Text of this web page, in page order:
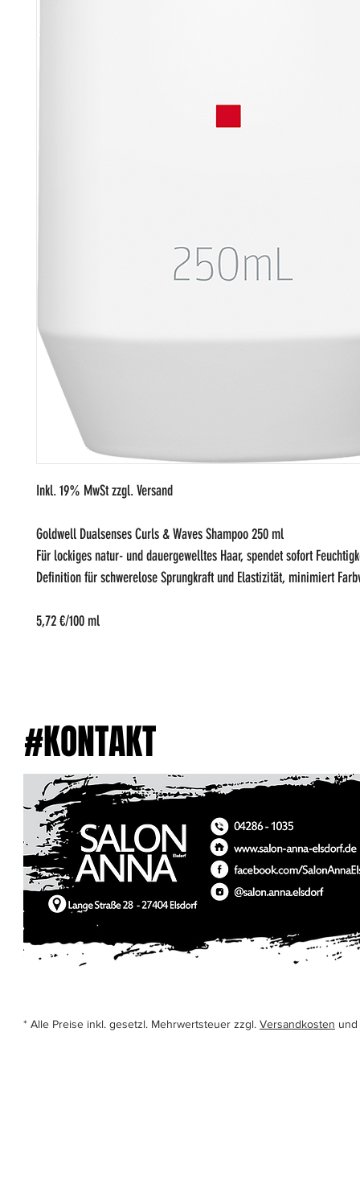
Inkl. 19% MwSt zzgl. Versand
Goldwell Dualsenses Curls & Waves Shampoo 250 ml
Für lockiges natur- und dauergewelltes Haar, spendet sofort
Definition für schwerelose Sprungkraft und Elastizität, minimiert
5,72 €/100 ml
#KONTAKT
* Alle Preise inkl. gesetzl. Mehrwertsteuer zzgl. Versandkosten